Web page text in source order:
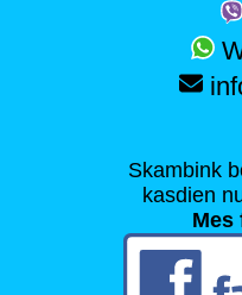
Skambink
kasdien
Mes